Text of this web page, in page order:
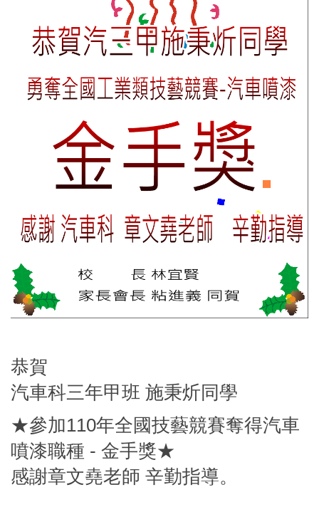
恭賀
汽車科三年甲班 施秉炘同學
★參加110年全國技藝競賽奪得汽車
噴漆職種 - 金手獎★
感謝章文堯老師 辛勤指導。